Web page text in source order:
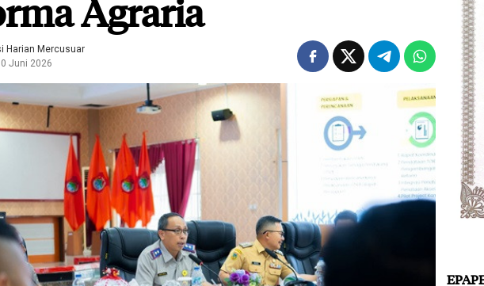
Agraria
Harian Mercusuar
Juni 2026